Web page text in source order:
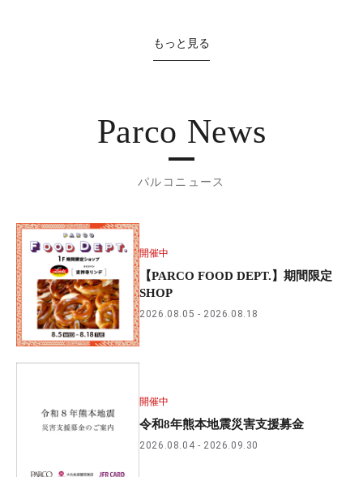
もっと見る
Parco News
パルコニュース
開催中
【PARCO FOOD DEPT.】期間限定
SHOP
2026.08.05 2026.08.18
開催中
令和8年熊本地震災害支援募金
2026.08.04 2026.09.30